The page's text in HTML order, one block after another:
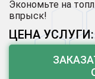
Экономьте на
впрыск!
ЦЕНА УСЛУГИ: